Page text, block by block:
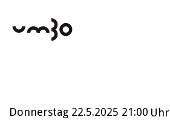
Donnerstag 22.5.2025 21:00 Uhr